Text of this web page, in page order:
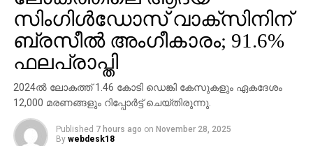
ഡിസംബര്‍ അഞ്ചിനാണ് ചിത്രം റിലീസെത്തുന്നത്.
മമ്മൂട്ടി കമ്പനി നിര്‍മിക്കുന്ന ഈ ചിത്രം വേഫറര്‍
ഫിലിംസ് കേരളത്തില്‍ വിതരണത്തിനെത്തിക്കുന്നു.
ജിഷ്ണു ശ്രീകുമാറും ജിതിന്‍ കെ. ജോസും ചേര്‍ന്ന്
തിരക്കഥ രചിച്ച കളങ്കാവല്‍ മമ്മൂട്ടി കമ്പനിയുടെ
ബാനറില്‍ നിര്‍മിക്കുന്ന ഏഴാമത്തെ ചിത്രമാണ്.
നേരത്തെ നവംബര്‍ 27 ന് റിലീസ് പ്രഖ്യാപിച്ചിരുന്ന
ചിത്രം ഡിസംബര്‍ അഞ്ചിലേക്ക് നീട്ടുകയായിരുന്നു.
സിംഗിള്‍ഡോസ് വാക്സിനിന്
ബ്രസീല്‍ അംഗീകാരം; 91.6%
ഫലപ്രാപ്തി
2024ല്‍ ലോകത്ത് 1.46 കോടി ഡെങ്കി കേസുകളും ഏകദേശം
12,000 മരണങ്ങളും റിപ്പോര്‍ട്ട് ചെയ്തിരുന്നു.
Published 7 hours ago on November 28, 2025
By webdesk18